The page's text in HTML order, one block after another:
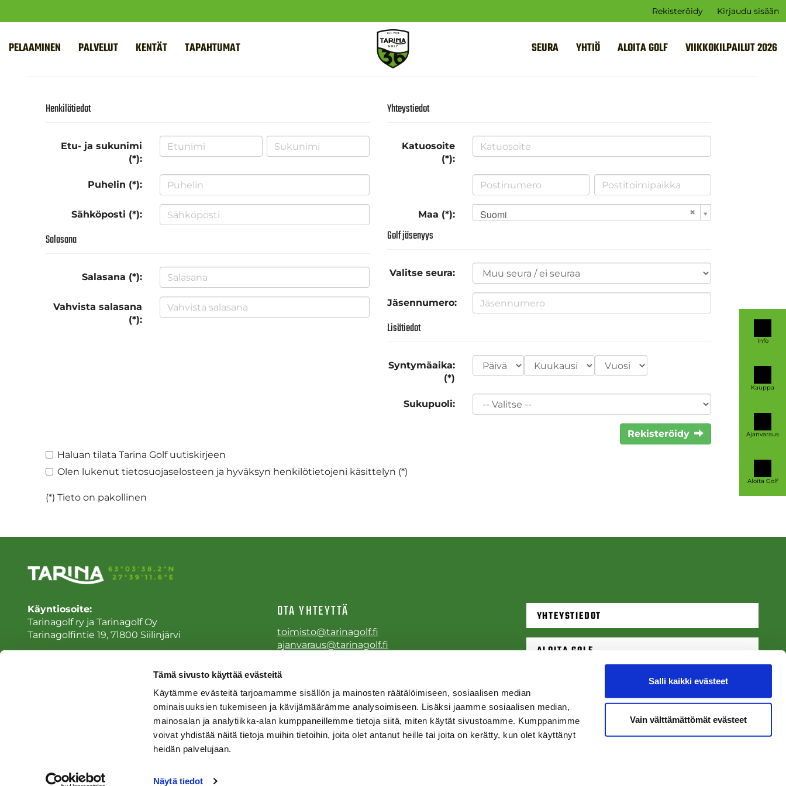
Tämä sivusto käyttää evästeitä
Käytämme evästeitä tarjoamamme sisällön ja mainosten räätälöimiseen, sosiaalisen median
ominaisuuksien tukemiseen ja kävijämäärämme analysoimiseen. Lisäksi jaamme sosiaalisen median,
mainosalan ja analytiikka-alan kumppaneillemme tietoja siitä, miten käytät sivustoamme. Kumppanimme
voivat yhdistää näitä tietoja muihin tietoihin, joita olet antanut heille tai joita on kerätty, kun olet käyttänyt
heidän palvelujaan.
Näytä tiedot
Salli kaikki evästeet
Vain välttämättömät evästeet
Rekisteröidy Kirjaudu sisään
PELAAMINEN PALVELUT KENTÄT TAPAHTUMAT SEURA YHTIÖ ALOITA GOLF VIIKKOKILPAILUT 2026
Info
Kauppa
Ajanvaraus
Aloita Golf
Henkilötiedot
Etu- ja sukunimi
(*):
Puhelin (*):
Sähköposti (*):
Salasana
Salasana (*):
Vahvista salasana
(*):
Yhteystiedot
Katuosoite
(*):
Maa (*): Suomi
Golf jäsenyys
Valitse seura:
Jäsennumero:
Lisätiedot
Syntymäaika:
(*)
Sukupuoli:
Rekisteröidy
Haluan tilata Tarina Golf uutiskirjeen
Olen lukenut tietosuojaselosteen ja hyväksyn henkilötietojeni käsittelyn (*)
(*) Tieto on pakollinen
Käyntiosoite:
Tarinagolf ry ja Tarinagolf Oy
Tarinagolfintie 19, 71800 Siilinjärvi
Sähköinen laskutus Tarinagolf ry
OTA YHTEYTTÄ
toimisto@tarinagolf.fi
ajanvaraus@tarinagolf.fi
YHTEYSTIEDOT
ALOITA GOLF
© Tarinagolf| Toiminnanohjausjärjestelmä WiseGolf